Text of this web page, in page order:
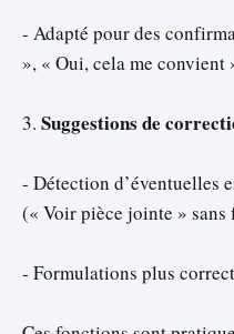
- Adapté pour des
», « Oui, cela me convient
3. Suggestions de
- Détection d’éventuelles
(« Voir pièce jointe »
- Formulations plus